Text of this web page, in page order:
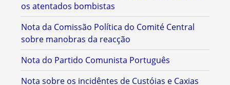
os atentados bombistas
Nota da Comissão Política do Comité Central
sobre manobras da reacção
Nota do Partido Comunista Português
Nota sobre os incidêntes de Custóias e Caxias